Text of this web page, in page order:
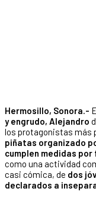
Hermosillo, Sonora.-
y engrudo, Alejandro
los protagonistas más
piñatas organizado
cumplen medidas
como una actividad
casi cómica, de dos
declarados a